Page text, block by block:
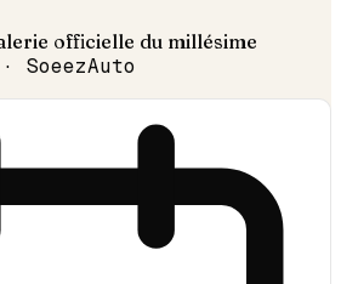
officielle du millésime
SoeezAuto